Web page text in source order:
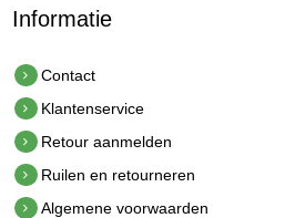
Informatie
Contact
Klantenservice
Retour aanmelden
Ruilen en retourneren
Algemene voorwaarden